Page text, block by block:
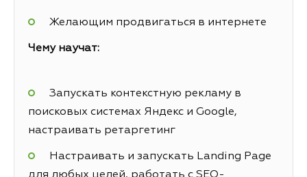
Желающим продвигаться в интернете
Чему научат:
Запускать контекстную рекламу в
поисковых системах Яндекс и Google,
настраивать ретаргетинг
Настраивать и запускать Landing Page